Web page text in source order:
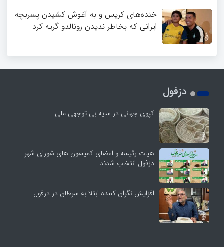
خنده‌های کریس و به آغوش کشیدن پسربچه
ایرانی که بخاطر ندیدن رونالدو گریه کرد
دزفول
کپوی جهانی در سایه بی توجهی ملی
هیات رئیسه و اعضای کمیسون های شورای شهر
دزفول انتخاب شدند
افزایش نگران کننده ابتلا به سرطان در دزفول